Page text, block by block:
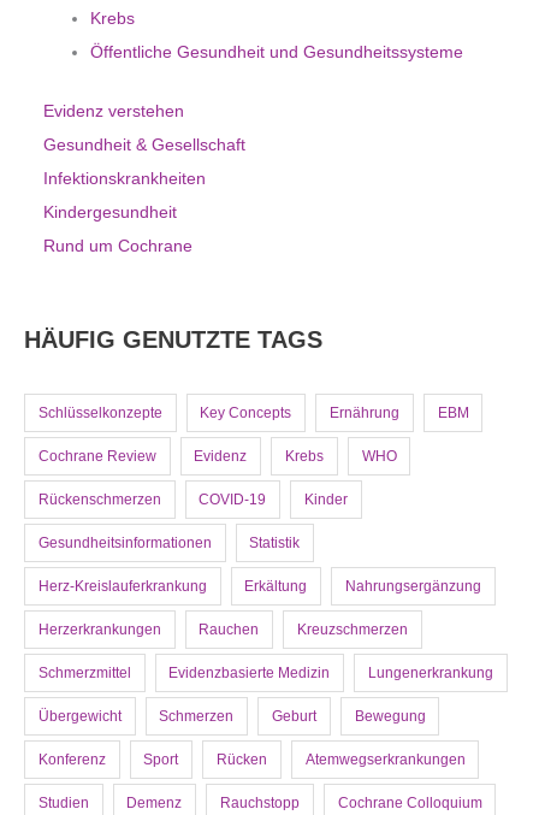
Krebs
Öffentliche Gesundheit und Gesundheitssysteme
Evidenz verstehen
Gesundheit & Gesellschaft
Infektionskrankheiten
Kindergesundheit
Rund um Cochrane
HÄUFIG GENUTZTE TAGS
Schlüsselkonzepte Key Concepts Ernährung EBM
Cochrane Review Evidenz Krebs WHO
Rückenschmerzen COVID-19 Kinder
Gesundheitsinformationen Statistik
Herz-Kreislauferkrankung Erkältung Nahrungsergänzung
Herzerkrankungen Rauchen Kreuzschmerzen
Schmerzmittel Evidenzbasierte Medizin Lungenerkrankung
Übergewicht Schmerzen Geburt Bewegung
Konferenz Sport Rücken Atemwegserkrankungen
Studien Demenz Rauchstopp Cochrane Colloquium